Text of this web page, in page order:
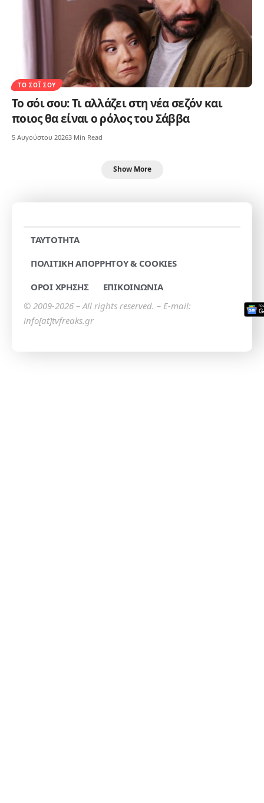
ΤΟ ΣΌΙ ΣΟΥ
Το σόι σου: Τι αλλάζει στη νέα σεζόν και
ποιος θα είναι ο ρόλος του Σάββα
5 Αυγούστου 20263 Min Read
Show More
TAYTOTHTA
ΠΟΛΙΤΙΚΗ ΑΠΟΡΡΗΤΟΥ & COOKIES
ΟΡΟΙ ΧΡΗΣΗΣ
ΕΠΙΚΟΙΝΩΝΙΑ
© 2009-2026 – All rights reserved. – E-mail:
info[at]tvfreaks.gr